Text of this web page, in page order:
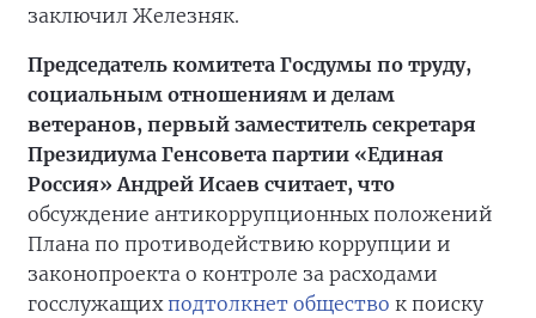
заключил Железняк.
Председатель комитета Госдумы по труду,
социальным отношениям и делам
ветеранов, первый заместитель секретаря
Президиума Генсовета партии «Единая
Россия» Андрей Исаев считает, что
обсуждение антикоррупционных положений
Плана по противодействию коррупции и
законопроекта о контроле за расходами
госслужащихподтолкнет общество к поиску